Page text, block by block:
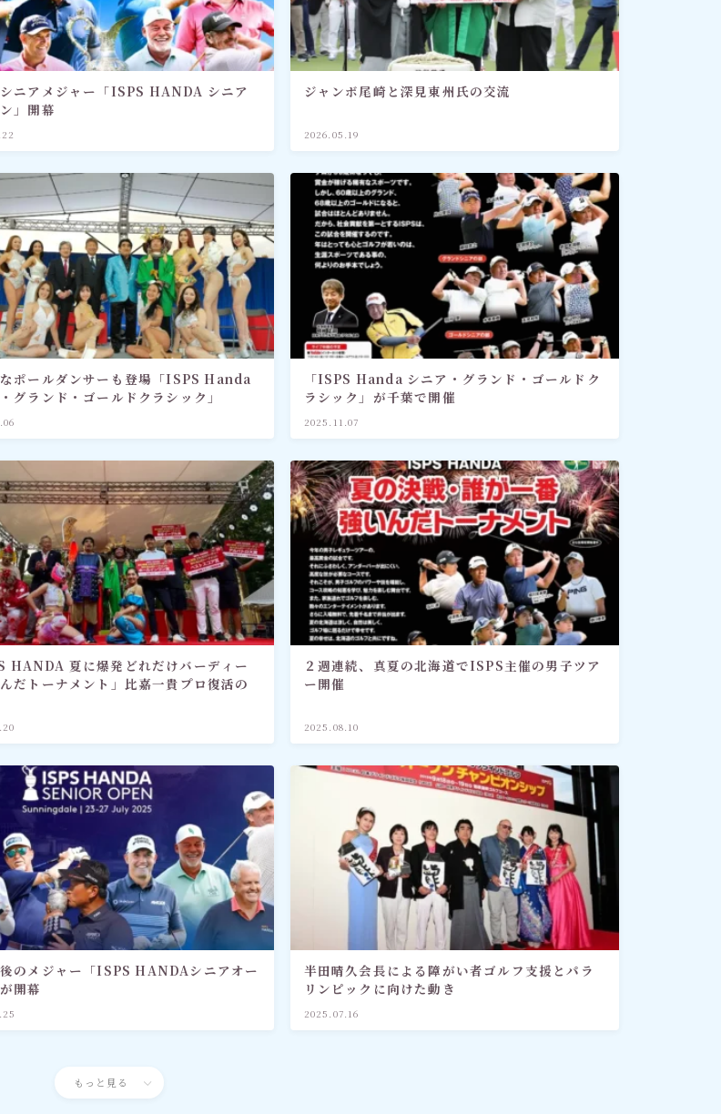
ニアメジャー「ISPS HANDA シニア
」開幕
ジャンボ尾崎と深見東州氏の交流
2026.05.19
ポールダンサーも登場「ISPS Handa
グランド・ゴールドクラシック」
「ISPS Handa シニア・グランド・ゴールドク
ラシック」が千葉で開催
2025.11.07
HANDA 夏に爆発どれだけバーディー
だトーナメント」比嘉一貴プロ復活の
２週連続、真夏の北海道でISPS主催の男子ツア
ー開催
2025.08.10
のメジャー「ISPS HANDAシニアオー
開幕
半田晴久会長による障がい者ゴルフ支援とパラ
リンピックに向けた動き
2025.07.16
もっと見る